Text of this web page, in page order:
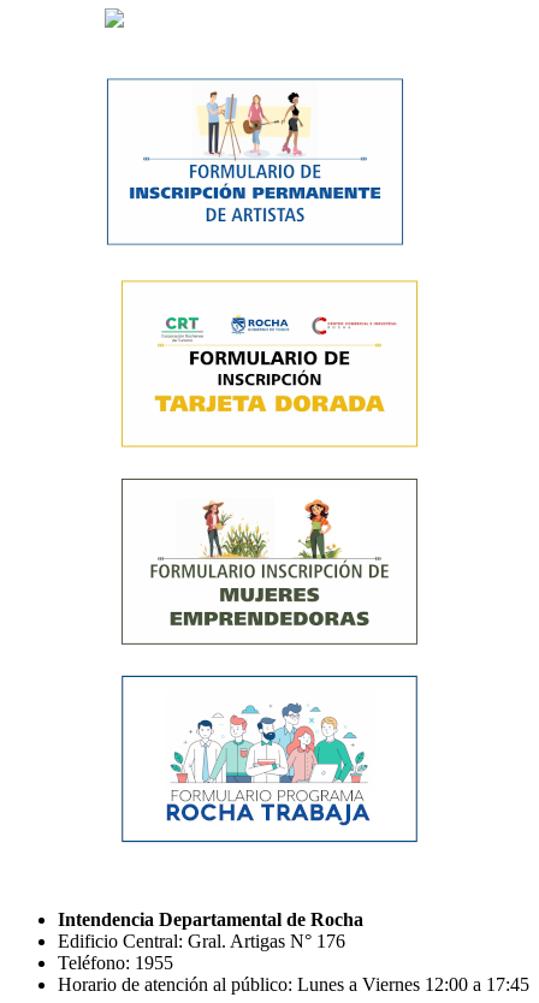
Intendencia Departamental de Rocha
Edificio Central: Gral. Artigas N° 176
Teléfono: 1955
Horario de atención al público: Lunes a Viernes 12:00 a 17:45